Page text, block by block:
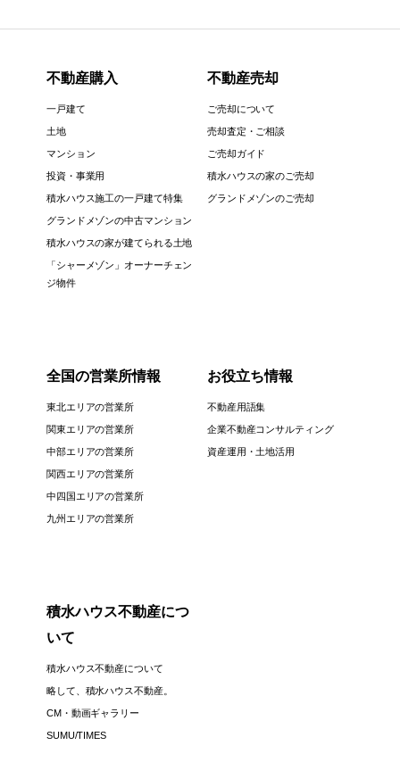
不動産購入
一戸建て
土地
マンション
投資・事業用
積水ハウス施工の一戸建て特集
グランドメゾンの中古マンション
積水ハウスの家が建てられる土地
「シャーメゾン」オーナーチェン
ジ物件
不動産売却
ご売却について
売却査定・ご相談
ご売却ガイド
積水ハウスの家のご売却
グランドメゾンのご売却
全国の営業所情報
東北エリアの営業所
関東エリアの営業所
中部エリアの営業所
関西エリアの営業所
中四国エリアの営業所
九州エリアの営業所
お役立ち情報
不動産用語集
企業不動産コンサルティング
資産運用・土地活用
積水ハウス不動産につ
いて
積水ハウス不動産について
略して、積水ハウス不動産。
CM・動画ギャラリー
SUMU/TIMES